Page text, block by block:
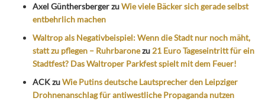
Axel GünthersbergerzuWie viele Bäcker sich gerade selbst
entbehrlich machen
Waltrop als Negativbeispiel: Wenn die Stadt nur noch mäht,
statt zu pflegen – Ruhrbaronezu 21 Euro Tageseintritt für ein
Stadtfest? Das Waltroper Parkfest spielt mit dem Feuer!
ACKzuWie Putins deutsche Lautsprecher den Leipziger
Drohnenanschlag für antiwestliche Propaganda nutzen